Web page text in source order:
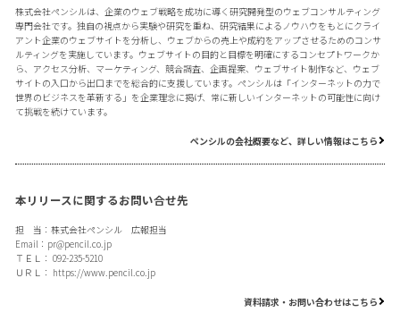
株式会社ペンシルは、企業のウェブ戦略を成功に導く研究開発型のウェブコンサルティング
専門会社です。独自の視点から実験や研究を重ね、研究結果によるノウハウをもとにクライ
アント企業のウェブサイトを分析し、ウェブからの売上や成約をアップさせるためのコンサ
ルティングを実施しています。ウェブサイトの目的と目標を明確にするコンセプトワークか
ら、アクセス分析、マーケティング、競合調査、企画提案、ウェブサイト制作など、ウェブ
サイトの入口から出口までを総合的に支援しています。ペンシルは「インターネットの力で
世界のビジネスを革新する」を企業理念に掲げ、常に新しいインターネットの可能性に向け
て挑戦を続けています。
ペンシルの会社概要など、詳しい情報はこちら
本リリースに関するお問い合せ先
担 当：株式会社ペンシル 広報担当
Email： pr@pencil.co.jp
ＴＥＬ： 092-235-5210
ＵＲＬ： https://www.pencil.co.jp
資料請求・お問い合わせはこちら